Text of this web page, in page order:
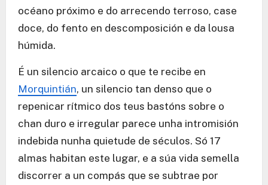
océano próximo e do arrecendo terroso, case
doce, do fento en descomposición e da lousa
húmida.
É un silencio arcaico o que te recibe en
Morquintián, un silencio tan denso que o
repenicar rítmico dos teus bastóns sobre o
chan duro e irregular parece unha intromisión
indebida nunha quietude de séculos. Só 17
almas habitan este lugar, e a súa vida semella
discorrer a un compás que se subtrae por